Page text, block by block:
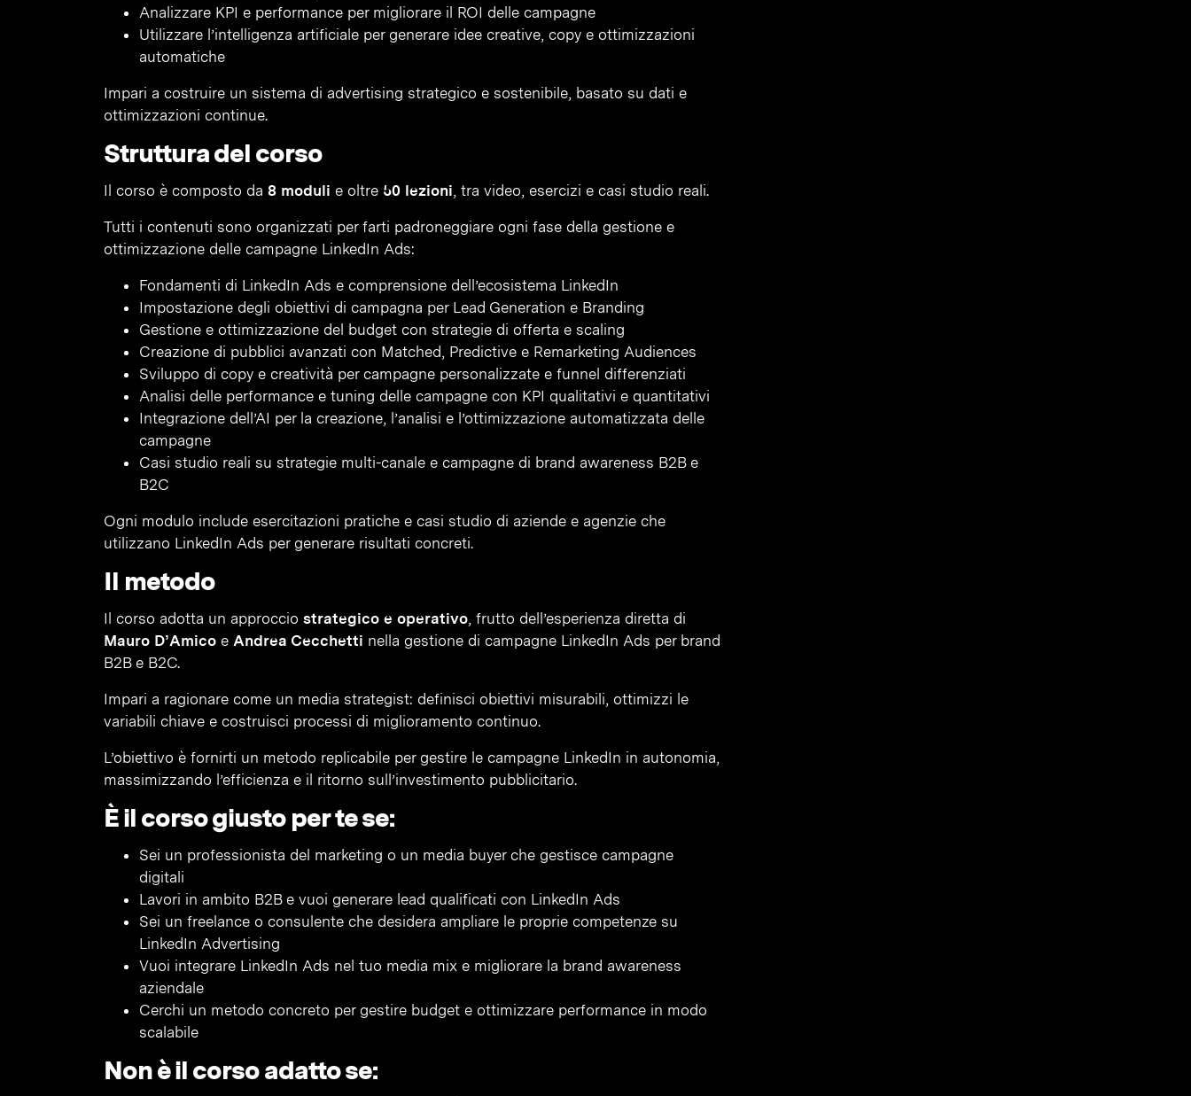
Analizzare KPI e performance per migliorare il ROI delle campagne
Utilizzare l’intelligenza artificiale per generare idee creative, copy e ottimizzazioni
automatiche
Impari a costruire un sistema di advertising strategico e sostenibile, basato su dati e
ottimizzazioni continue.
Struttura del corso
Il corso è composto da 8 moduli e oltre 50 lezioni, tra video, esercizi e casi studio reali.
Tutti i contenuti sono organizzati per farti padroneggiare ogni fase della gestione e
ottimizzazione delle campagne LinkedIn Ads:
Fondamenti di LinkedIn Ads e comprensione dell’ecosistema LinkedIn
Impostazione degli obiettivi di campagna per Lead Generation e Branding
Gestione e ottimizzazione del budget con strategie di offerta e scaling
Creazione di pubblici avanzati con Matched, Predictive e Remarketing Audiences
Sviluppo di copy e creatività per campagne personalizzate e funnel differenziati
Analisi delle performance e tuning delle campagne con KPI qualitativi e quantitativi
Integrazione dell’AI per la creazione, l’analisi e l’ottimizzazione automatizzata delle
campagne
Casi studio reali su strategie multi-canale e campagne di brand awareness B2B e
B2C
Ogni modulo include esercitazioni pratiche e casi studio di aziende e agenzie che
utilizzano LinkedIn Ads per generare risultati concreti.
Il metodo
Il corso adotta un approccio strategico e operativo, frutto dell’esperienza diretta di
Mauro D’Amico e Andrea Cecchetti nella gestione di campagne LinkedIn Ads per brand
B2B e B2C.
Impari a ragionare come un media strategist: definisci obiettivi misurabili, ottimizzi le
variabili chiave e costruisci processi di miglioramento continuo.
L’obiettivo è fornirti un metodo replicabile per gestire le campagne LinkedIn in autonomia,
massimizzando l’efficienza e il ritorno sull’investimento pubblicitario.
È il corso giusto per te se:
Sei un professionista del marketing o un media buyer che gestisce campagne
digitali
Lavori in ambito B2B e vuoi generare lead qualificati con LinkedIn Ads
Sei un freelance o consulente che desidera ampliare le proprie competenze su
LinkedIn Advertising
Vuoi integrare LinkedIn Ads nel tuo media mix e migliorare la brand awareness
aziendale
Cerchi un metodo concreto per gestire budget e ottimizzare performance in modo
scalabile
Non è il corso adatto se: